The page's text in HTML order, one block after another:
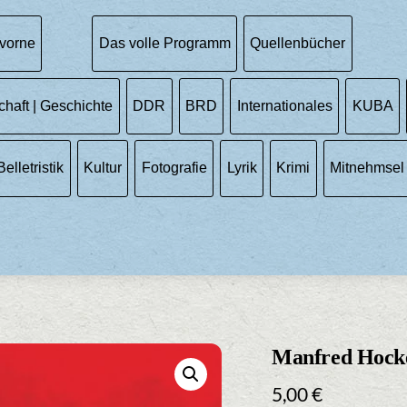
Das volle Programm Quellenbücher
| Geschichte DDR BRD Internationales KUBA
Kultur Fotografie Lyrik Krimi Mitnehmsel
Manfred
5,00€